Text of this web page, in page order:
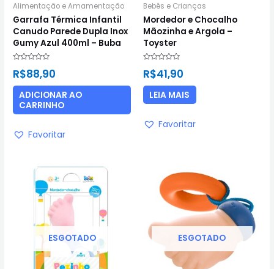
Alimentação e Amamentação
Garrafa Térmica Infantil
Canudo Parede Dupla Inox
Gumy Azul 400ml – Buba
0
5
R$88,90
ADICIONAR AO
CARRINHO
Favoritar
Bebês e Crianças
Mordedor e Chocalho
Mãozinha e Argola –
Toyster
0
5
R$41,90
LEIA MAIS
Favoritar
ESGOTADO ESGOTADO